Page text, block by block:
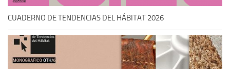
CUADERNO DE TENDENCIAS DEL HÁBITAT 2026